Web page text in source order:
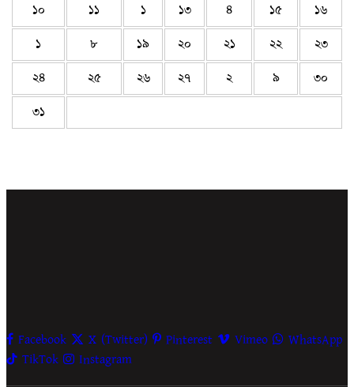
১০
১১ ১ ১৩ ৪ ১৫
১৬
১
৮ ১৯ ২০ ২১ ২২
২৩
২৪
২৫ ২৬ ২৭ ২ ৯
৩০
৩১
Facebook X (Twitter) Pinterest Vimeo
WhatsApp
TikTok
Instagram